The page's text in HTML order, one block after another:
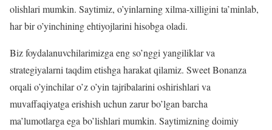
olishlari mumkin. Saytimiz, o’yinlarning xilma-xilligini ta’minlab,
har bir o’yinchining ehtiyojlarini hisobga oladi.
Biz foydalanuvchilarimizga eng so’nggi yangiliklar va
strategiyalarni taqdim etishga harakat qilamiz. Sweet Bonanza
orqali o’yinchilar o’z o’yin tajribalarini oshirishlari va
muvaffaqiyatga erishish uchun zarur bo’lgan barcha
ma’lumotlarga ega bo’lishlari mumkin. Saytimizning doimiy